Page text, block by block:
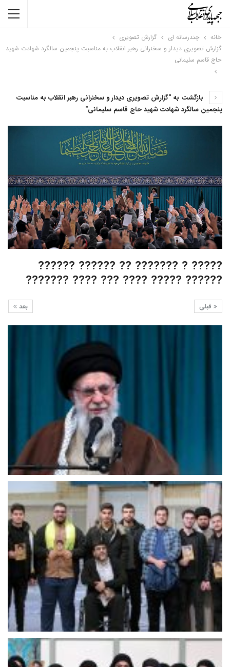
خانه چندرسانه ای
گزارش تصویری
گزارش تصویری دیدار و سخنرانی رهبر انقلاب به مناسبت پنجمین سالگرد شهادت شهید
حاج قاسم سلیمانی
بازگشت به "گزارش تصویری دیدار و سخنرانی رهبر انقلاب به مناسبت
پنجمین سالگرد شهادت شهید حاج قاسم سلیمانی"
????? ? ??????? ?? ?????? ??????
?????? ????? ???? ??? ???? ???????
بعد قبلی